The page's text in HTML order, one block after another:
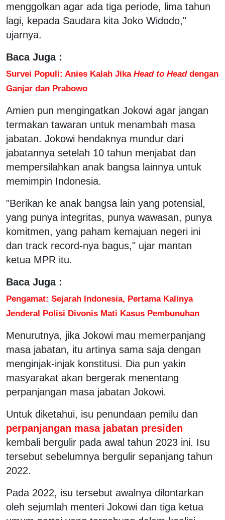
menggolkan agar ada tiga periode, lima tahun
lagi, kepada Saudara kita Joko Widodo,"
ujarnya.
Baca Juga :
Survei Populi: Anies Kalah Jika Head to Headdengan
Ganjar dan Prabowo
Amien pun mengingatkan Jokowi agar jangan
termakan tawaran untuk menambah masa
jabatan. Jokowi hendaknya mundur dari
jabatannya setelah 10 tahun menjabat dan
mempersilahkan anak bangsa lainnya untuk
memimpin Indonesia.
"Berikan ke anak bangsa lain yang potensial,
yang punya integritas, punya wawasan, punya
komitmen, yang paham kemajuan negeri ini
dan track record-nya bagus," ujar mantan
ketua MPR itu.
Baca Juga :
Pengamat: Sejarah Indonesia, Pertama Kalinya
Jenderal Polisi Divonis Mati Kasus Pembunuhan
Menurutnya, jika Jokowi mau memerpanjang
masa jabatan, itu artinya sama saja dengan
menginjak-injak konstitusi. Dia pun yakin
masyarakat akan bergerak menentang
perpanjangan masa jabatan Jokowi.
Untuk diketahui, isu penundaan pemilu dan
perpanjangan masa jabatan presiden
kembali bergulir pada awal tahun 2023 ini. Isu
tersebut sebelumnya bergulir sepanjang tahun
2022.
Pada 2022, isu tersebut awalnya dilontarkan
oleh sejumlah menteri Jokowi dan tiga ketua